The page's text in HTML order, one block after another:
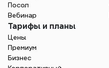
Посол
Вебинар
Тарифы и планы
Цены
Премиум
Бизнес